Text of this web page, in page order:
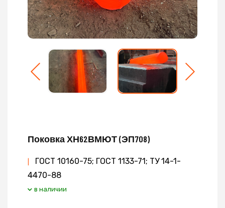
Поковка ХН62ВМЮТ (ЭП708)
ГОСТ 10160-75; ГОСТ 1133-71; ТУ 14-1-
4470-88
в наличии